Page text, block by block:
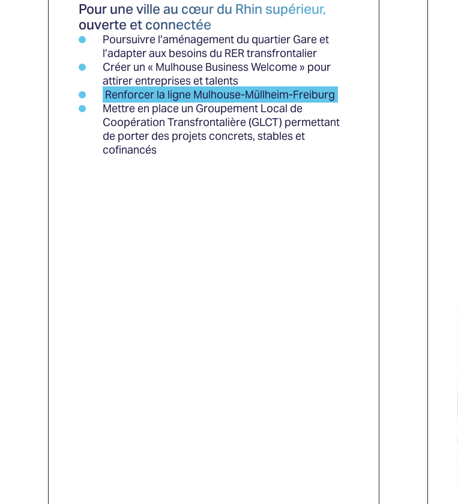
Pour une ville au cœur du Rhin supérieur,
ouverte et connectée
Poursuivre l’aménagement du quartier Gare et
l’adapter aux besoins du RER transfrontalier
Créer un « Mulhouse Business Welcome » pour
attirer entreprises et talents
Renforcer la ligne Mulhouse-Müllheim-Freiburg
Mettre en place un Groupement Local de
Coopération Transfrontalière (GLCT) permettant
de porter des projets concrets, stables et
cofinancés